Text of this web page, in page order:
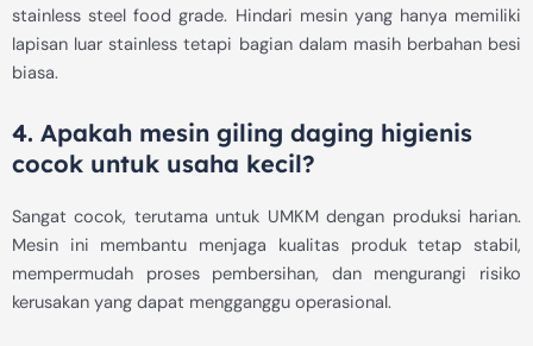
stainless steel food grade. Hindari mesin yang hanya memiliki
lapisan luar stainless tetapi bagian dalam masih berbahan besi
biasa.
4. Apakah mesin giling daging higienis
cocok untuk usaha kecil?
Sangat cocok, terutama untuk UMKM dengan produksi harian.
Mesin ini membantu menjaga kualitas produk tetap stabil,
mempermudah proses pembersihan, dan mengurangi risiko
kerusakan yang dapat mengganggu operasional.